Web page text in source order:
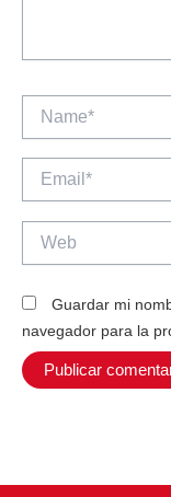
Email*
Guardar mi
navegador para la